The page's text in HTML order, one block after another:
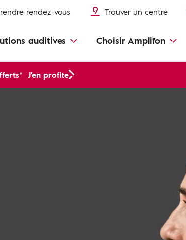
rendez-vous Trouver un centre
auditives Choisir Amplifon
J'en profite